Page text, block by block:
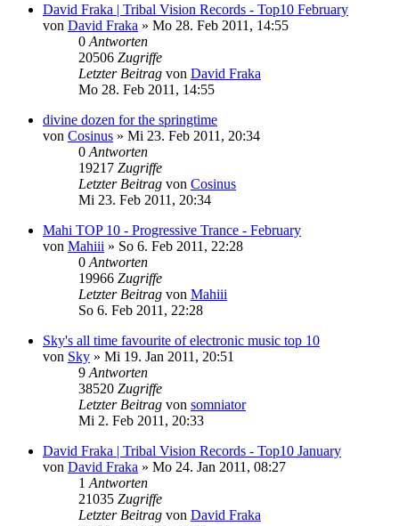
David Fraka | Tribal Vision Records - Top10 February
von David Fraka » Mo 28. Feb 2011, 14:55
0 Antworten
20506 Zugriffe
Letzter Beitrag von David Fraka
Mo 28. Feb 2011, 14:55
divine dozen for the springtime
von Cosinus » Mi 23. Feb 2011, 20:34
0 Antworten
19217 Zugriffe
Letzter Beitrag von Cosinus
Mi 23. Feb 2011, 20:34
Mahi TOP 10 - Progressive Trance - February
von Mahiii » So 6. Feb 2011, 22:28
0 Antworten
19966 Zugriffe
Letzter Beitrag von Mahiii
So 6. Feb 2011, 22:28
Sky's all time favourite of electronic music top 10
von Sky » Mi 19. Jan 2011, 20:51
9 Antworten
38520 Zugriffe
Letzter Beitrag von somniator
Mi 2. Feb 2011, 20:33
David Fraka | Tribal Vision Records - Top10 January
von David Fraka » Mo 24. Jan 2011, 08:27
1 Antworten
21035 Zugriffe
Letzter Beitrag von David Fraka